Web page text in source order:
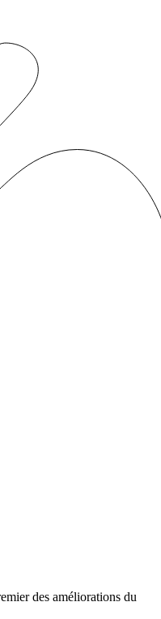
des améliorations du